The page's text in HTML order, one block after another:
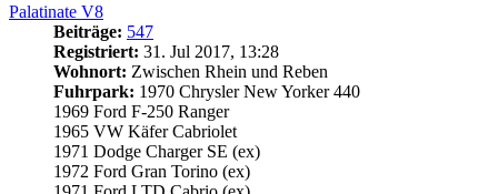
Palatinate V8
Beiträge: 547
Registriert: 31. Jul 2017, 13:28
Wohnort: Zwischen Rhein und Reben
Fuhrpark: 1970 Chrysler New Yorker 440
1969 Ford F-250 Ranger
1965 VW Käfer Cabriolet
1971 Dodge Charger SE (ex)
1972 Ford Gran Torino (ex)